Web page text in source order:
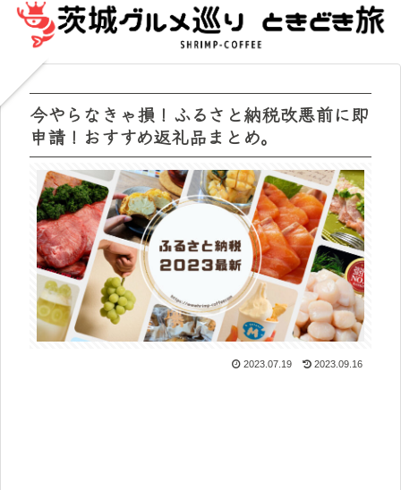
今やらなきゃ損！ふるさと納税改悪前に即
申請！おすすめ返礼品まとめ。
2023.07.19 2023.09.16